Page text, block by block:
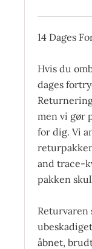
14 Dages
Hvis du
dages
men vi gør
for dig. Vi
and trace-
pakken
Returvaren
åbnet,